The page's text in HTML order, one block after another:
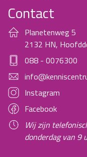
Contact
Planetenweg 5
2132 HN,
088 - 0076300
Instagram
Facebook
Wij zijn
donderdag van 9